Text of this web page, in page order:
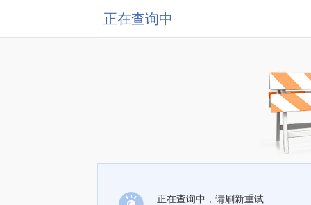
正在查询中
正在查询中，请刷新重试